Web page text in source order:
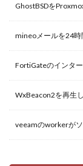
GhostBSDを
mineoメールを24時
FortiGateのインタ
WxBeacon2を再生
veeamのworkerが